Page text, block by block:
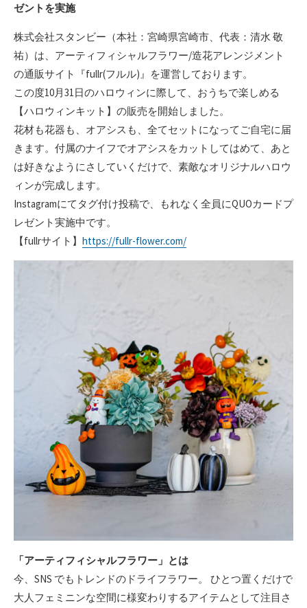
ゼントを実施
株式会社スタンビー（本社：宮崎県宮崎市、代表：清水 敬
祐）は、アーティフィシャルフラワー/造花アレンジメント
の通販サイト『fullr(フルル)』を運営しております。
この度10月31日のハロウィンに際して、おうちで楽しめる
【ハロウィンキット】の販売を開始しました。
花材も花器も、オアシスも、全てセットになってご自宅に届
きます。付属のナイフでオアシスをカットしてはめて、あと
は好きなようにさしていくだけで、素敵なオリジナルハロウ
ィンが完成します。
Instagramにてタグ付け投稿で、もれなく全員にQUOカードプ
レゼント実施中です。
【fullrサイト】 https://fullr-flower.com/
「アーティフィシャルフラワー」とは
今、SNS でもトレンドのドライフラワー。 ひとつ置くだけで
大人フェミニンな空間に様変わりするアイテムとして注目さ